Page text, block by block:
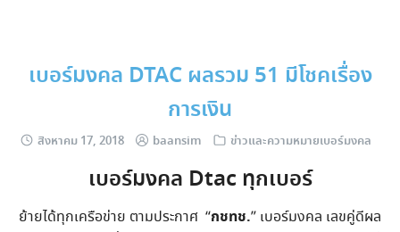
เบอร์มงคล DTAC ผลรวม 51 มีโชคเรื่อง
การเงิน
สิงหาคม 17, 2018 baansim ข่าวและความหมายเบอร์มงคล
เบอร์มงคล Dtac ทุกเบอร์
ย้ายได้ทุกเครือข่าย ตามประกาศ “กชทช.” เบอร์มงคล เลขคู่ดีผล